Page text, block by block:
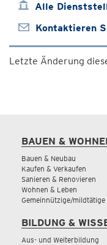
Alle
Kontaktieren
Letzte Änderung
BAUEN &
Bauen & Neubau
Kaufen & Verkaufen
Sanieren & Renovieren
Wohnen & Leben
Gemeinnützige/
BILDUNG &
Aus- und Weiterbildung